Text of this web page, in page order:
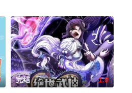
完结 1.0